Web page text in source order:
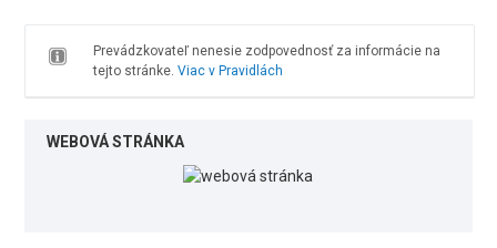
Prevádzkovateľ nenesie zodpovednosť za informácie na
tejto stránke. Viac v Pravidlách
WEBOVÁ STRÁNKA